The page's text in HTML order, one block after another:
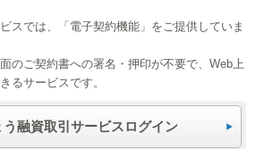
スでは、「電子契約機能」をご提供していま
のご契約書への署名・押印が不要で、Web上
るサービスです。
う融資取引サービスログイン